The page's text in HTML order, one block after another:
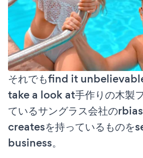
それでもfind it unbelievable
take a look at手作りの木製
ているサングラス会社の
createsを持っているものを
business。